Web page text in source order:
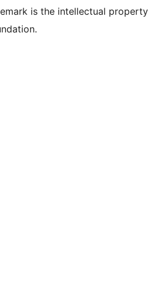
is the intellectual property